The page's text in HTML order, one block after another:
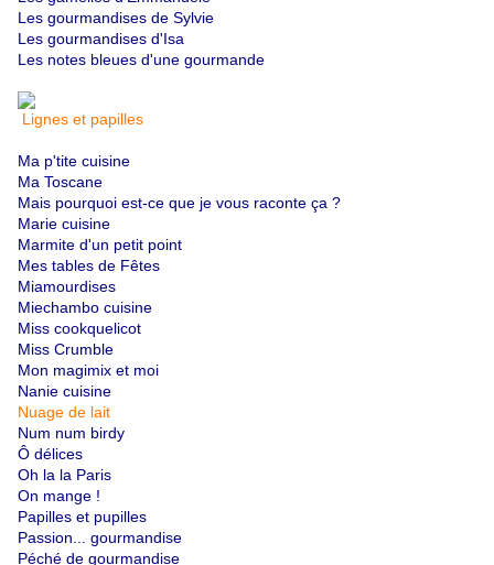
Les gourmandises de Sylvie
Les gourmandises d'Isa
Les notes bleues d'une gourmande
Lignes et papilles
Ma p'tite cuisine
Ma Toscane
Mais pourquoi est-ce que je vous raconte ça ?
Marie cuisine
Marmite d'un petit point
Mes tables de Fêtes
Miamourdises
Miechambo cuisine
Miss cookquelicot
Miss Crumble
Mon magimix et moi
Nanie cuisine
Nuage de lait
Num num birdy
Ô délices
Oh la la Paris
On mange !
Papilles et pupilles
Passion... gourmandise
Péché de gourmandise